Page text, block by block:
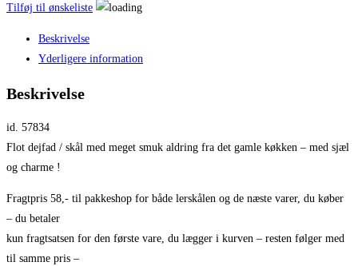
Tilføj til ønskeliste
Beskrivelse
Yderligere information
Beskrivelse
id. 57834
Flot dejfad / skål med meget smuk aldring fra det gamle køkken – med sjæl
og charme !
Fragtpris 58,- til pakkeshop for både lerskålen og de næste varer, du køber
– du betaler
kun fragtsatsen for den første vare, du lægger i kurven – resten følger med
til samme pris –